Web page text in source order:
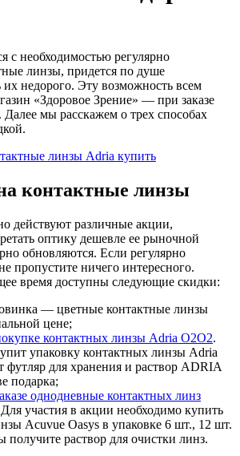
с необходимостью регулярно
линзы, придется по душе
недорого. Эту возможность всем
«Здоровое Зрение» — при заказе
Далее мы расскажем о трех способах
контактные линзы
действуют различные акции,
оптику дешевле ее рыночной
обновляются. Если регулярно
пропустите ничего интересного.
время доступны следующие скидки:
— цветные контактные линзы
цене;
контактных линзы Adria O2O2.
упаковку контактных линзы Adria
футляр для хранения и раствор ADRIA
подарка;
однодневные контактных линз
участия в акции необходимо купить
Acuvue Oasys в упаковке 6 шт., 12 шт.
раствор для очистки линз.